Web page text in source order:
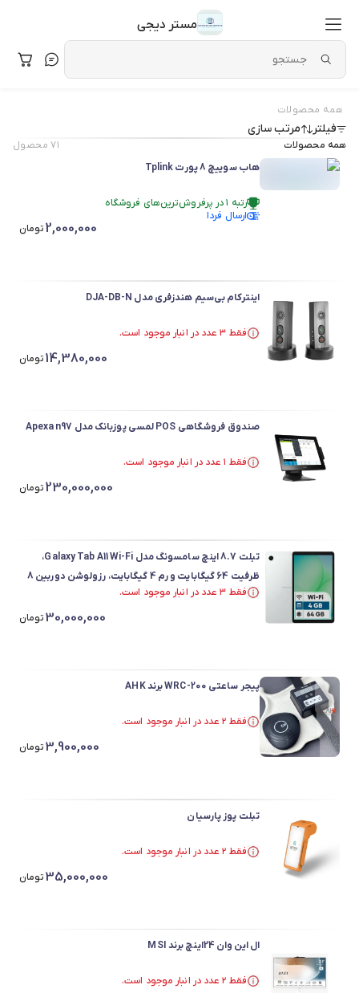
مستر دیجی
همه محصولات
فیلتر مرتب سازی
همه محصولات ۷۱محصول
هاب سوییچ 8 پورت Tplink
رتبه ۱ در پرفروش‌ترین‌های فروشگاه
در سبد خرید بیش از ۳۰ نفر.
ارسال فردا
2,000,000تومان
اینترکام بی‌سیم هندزفری مدل DJA-DB-N
فقط ۳ عدد در انبار موجود است.
14,380,000تومان
صندوق فروشگاهی POS لمسی پوزبانک مدل Apexa n97
فقط ۱ عدد در انبار موجود است.
230,000,000تومان
تبلت 8.7 اینچ سامسونگ مدل Galaxy Tab A11 Wi-Fi،
ظرفیت 64 گیگابایت و رم 4 گیگابایت، رزولوشن دوربین 8
مگاپیکسل
فقط ۳ عدد در انبار موجود است.
30,000,000تومان
پیجر ساعتی WRC-200 برند AHK
فقط ۲ عدد در انبار موجود است.
3,900,000تومان
تبلت پوز پارسیان
فقط ۲ عدد در انبار موجود است.
35,000,000تومان
ال این وان 24اینچ برند MSI
فقط ۲ عدد در انبار موجود است.